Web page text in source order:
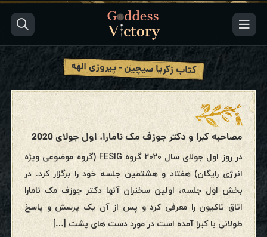
کتاب زکریا سیچین - پیروزی الهه
مصاحبه کبرا و دکتر جوزف مک نامارا، اول جولای 2020
در روز اول جولای سال ۲۰۲۰ گروه FESIG (گروه موضوعی ویژه
انرژی رایگان) هفتاد و هشتمین جلسه خود را برگزار کرد. در
بخش اول جلسه، اولین سخنران آنها دکتر جوزف مک نامارا
اتاق تاکیون را معرفی کرد و پس از آن یک پرسش و پاسخ
طولانی با کبرا آمده است در مورد دست های پشت […]